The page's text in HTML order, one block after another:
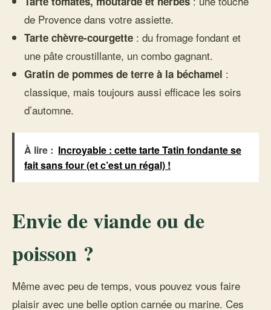
de Provence dans votre assiette.
Tarte chèvre-courgette : du fromage fondant et
une pâte croustillante, un combo gagnant.
Gratin de pommes de terre à la béchamel :
classique, mais toujours aussi efficace les soirs
d’automne.
À lire : Incroyable : cette tarte Tatin fondante se
fait sans four (et c’est un régal) !
Envie de viande ou de
poisson ?
Même avec peu de temps, vous pouvez vous faire
plaisir avec une belle option carnée ou marine. Ces